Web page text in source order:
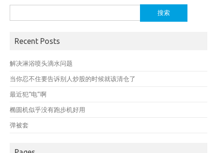
索：
Recent Posts
解决淋浴喷头滴水问题
当你忍不住要告诉别人炒股的时候就该清仓了
最近犯“电”啊
椭圆机似乎没有跑步机好用
弹被套